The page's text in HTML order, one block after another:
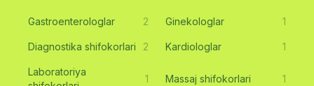
Gastroenterologlar 2 Ginekologlar 1
Diagnostika shifokorlari 2 Kardiologlar 1
Laboratoriya
1 Massaj shifokorlari 1